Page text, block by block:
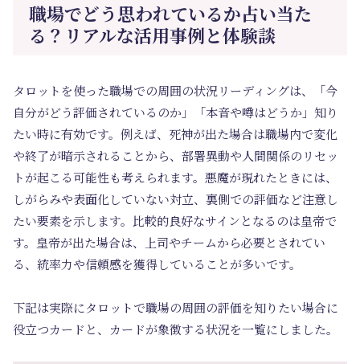
職場でどう思われているか占い当た
る？リアルな活用事例と体験談
タロットを使った職場での周囲の状況リーディングは、「今
自分がどう評価されているのか」「本音や噂はどうか」知り
たい時に有効です。例えば、死神が出た場合は職場内で変化
や終了が暗示されることから、部署異動や人間関係のリセッ
トが起こる可能性も考えられます。悪魔が現れたときには、
しがらみや表面化していない対立、裏側での評価など注意し
たい要素を示します。比較的良好なサインとなるのは皇帝で
す。皇帝が出た場合は、上司やチームから必要とされてい
る、統率力や信頼感を獲得していることが多いです。
下記は実際にタロットで職場の周囲の評価を知りたい場合に
役立つカードと、カードが象徴する状況を一覧にしました。